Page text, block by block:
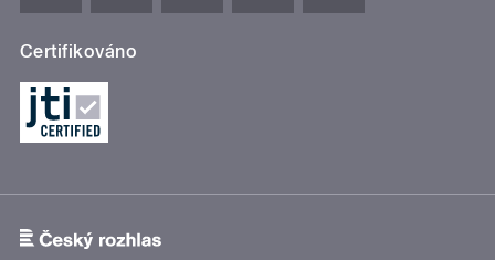
Certifikováno